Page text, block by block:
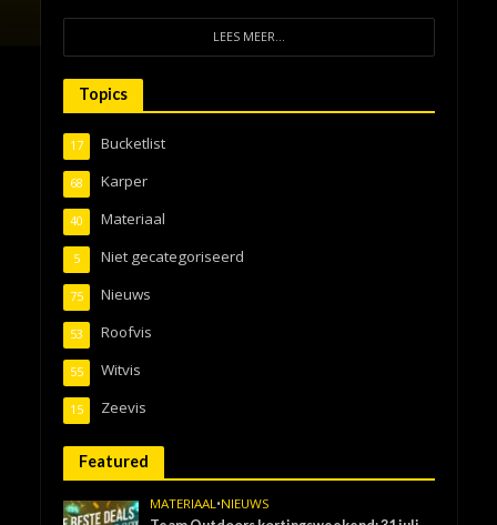
LEES MEER...
Topics
Bucketlist
17
Karper
68
Materiaal
40
Niet gecategoriseerd
5
Nieuws
75
Roofvis
53
Witvis
55
Zeevis
15
Featured
MATERIAAL•NIEUWS